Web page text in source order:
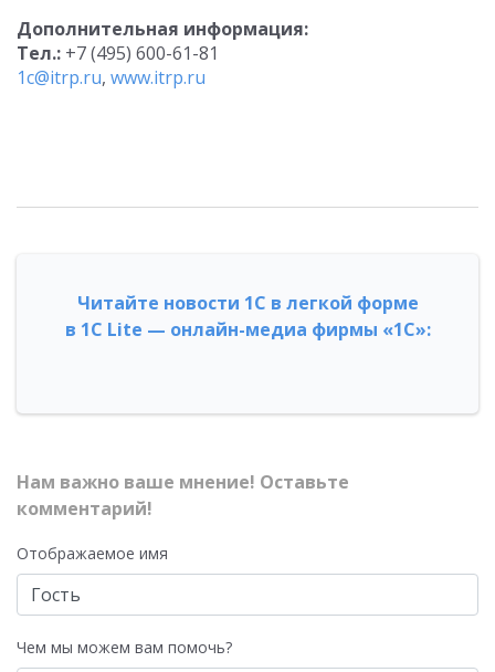
Дополнительная информация:
Тел.: +7 (495) 600-61-81
1c@itrp.ru, www.itrp.ru
Читайте новости 1С в легкой форме
в 1С Lite — онлайн-медиа фирмы «1С»:
Нам важно ваше мнение! Оставьте
комментарий!
Отображаемое имя
Чем мы можем вам помочь?